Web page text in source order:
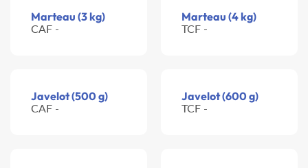
Marteau (3 kg)
CAF -
Marteau (4 kg)
TCF -
Javelot (500 g)
CAF -
Javelot (600 g)
TCF -